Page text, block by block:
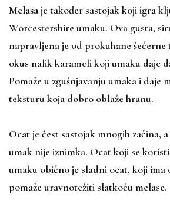
Melasaje također sastojak koji igra
Worcestershire umaku. Ova gusta,
napravljena je od prokuhane
okus nalik karameli koji umaku daje
Pomaže u zgušnjavanju umaka i daje
teksturu koja dobro oblaže hranu.
Ocatje čest sastojak mnogih začina,
umak nije iznimka. Ocat koji se
umaku obično je sladni ocat, koji ima
pomaže uravnotežiti slatkoću melase.